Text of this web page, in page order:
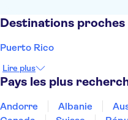
Destinations proches
Puerto Rico
Lire plus
Pays les plus
Andorre Albanie